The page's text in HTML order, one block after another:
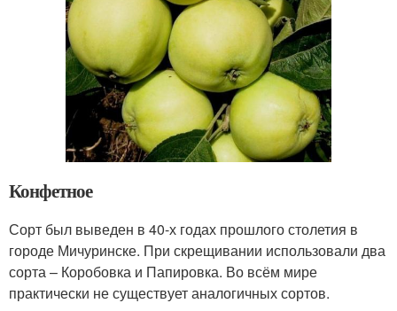
Конфетное
Сорт был выведен в 40-х годах прошлого столетия в
городе Мичуринске. При скрещивании использовали два
сорта – Коробовка и Папировка. Во всём мире
практически не существует аналогичных сортов.